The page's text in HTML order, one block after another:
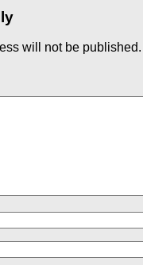
will not be published.